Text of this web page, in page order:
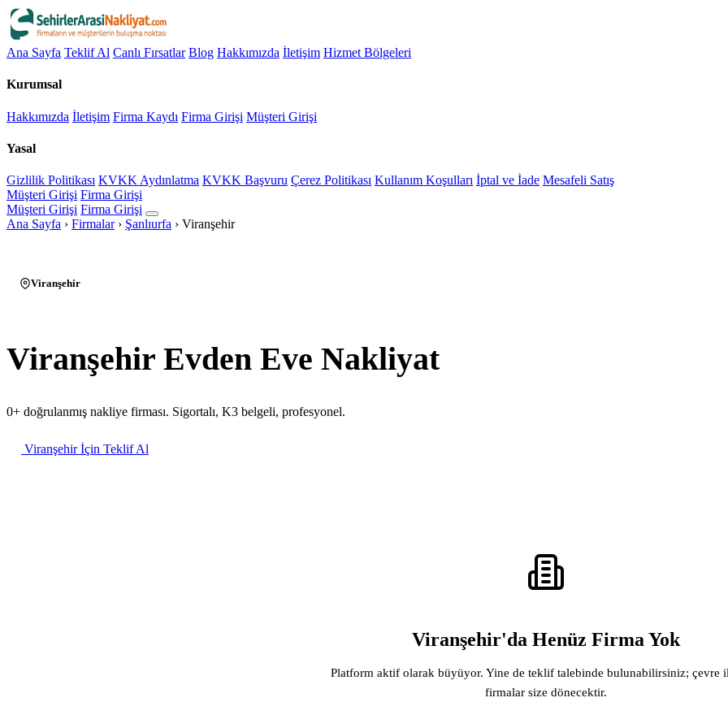
Ana Sayfa Teklif Al Canlı Fırsatlar Blog Hakkımızda İletişim Hizmet Bölgeleri
Kurumsal
Hakkımızda İletişim Firma Kaydı Firma Girişi Müşteri Girişi
Yasal
Gizlilik Politikası KVKK Aydınlatma KVKK Başvuru Çerez Politikası Kullanım Koşulları İptal ve İade Mesafeli Satış
Müşteri Girişi Firma Girişi
Müşteri Girişi Firma Girişi
Ana Sayfa › Firmalar › Şanlıurfa › Viranşehir
Viranşehir
Viranşehir Evden Eve Nakliyat
0+ doğrulanmış nakliye firması. Sigortalı, K3 belgeli, profesyonel.
Viranşehir İçin Teklif Al
Viranşehir'da Henüz Firma Yok
Platform aktif olarak büyüyor. Yine de teklif talebinde bulunabilirsiniz; çevre
firmalar size dönecektir.